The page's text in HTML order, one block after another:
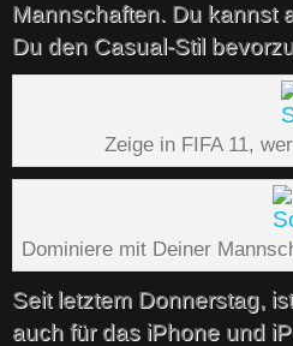
Mannschaften. Du kannst
Du den Casual-Stil
Zeige in FIFA 11,
Dominiere mit Deiner
Seit letztem Donnerstag,
auch für das iPhone und